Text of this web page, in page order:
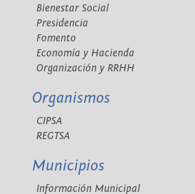
Bienestar Social
Presidencia
Fomento
Economía y Hacienda
Organización y RRHH
Organismos
CIPSA
REGTSA
Municipios
Información Municipal